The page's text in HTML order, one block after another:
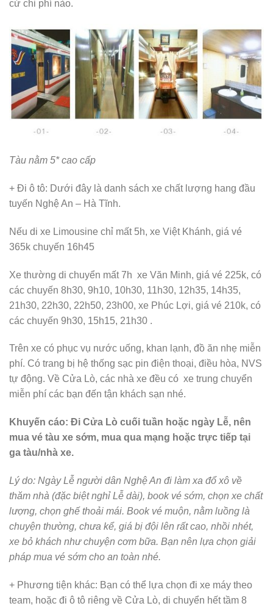
cứ chi phí nào.
Tàu nằm 5* cao cấp
+ Đi ô tô: Dưới đây là danh sách xe chất lượng hang đầu
tuyến Nghệ An – Hà Tĩnh.
Nếu di xe Limousine chỉ mất 5h, xe Việt Khánh, giá vé
365k chuyến 16h45
Xe thường di chuyển mất 7h xe Văn Minh, giá vé 225k, có
các chuyến 8h30, 9h10, 10h30, 11h30, 12h35, 14h35,
21h30, 22h30, 22h50, 23h00, xe Phúc Lợi, giá vé 210k, có
các chuyến 9h30, 15h15, 21h30 .
Trên xe có phục vụ nước uống, khan lạnh, đồ ăn nhẹ miễn
phí. Có trang bị hệ thống sạc pin điện thoại, điều hòa, NVS
tự động. Về Cửa Lò, các nhà xe đều có xe trung chuyển
miễn phí các bạn đến tận khách sạn nhé.
Khuyến cáo: Đi Cửa Lò cuối tuần hoặc ngày Lễ, nên
mua vé tàu xe sớm, mua qua mạng hoặc trực tiếp tại
ga tàu/nhà xe.
Lý do: Ngày Lễ người dân Nghệ An đi làm xa đổ xô về
thăm nhà (đặc biệt nghỉ Lễ dài), book vé sớm, chọn xe chất
lượng, chọn ghế thoải mái. Book vé muộn, nằm luồng là
chuyện thường, chưa kể, giá bị đội lên rất cao, nhồi nhét,
xe bỏ khách như chuyện cơm bữa. Bạn nên lựa chọn giải
pháp mua vé sớm cho an toàn nhé.
+ Phương tiện khác: Bạn có thể lựa chọn đi xe máy theo
team, hoặc đi ô tô riêng về Cửa Lò, di chuyển hết tầm 8